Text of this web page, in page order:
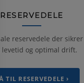
RESERVEDELE
reservedele der sikrer
levetid og optimal drift.
TIL RESERVEDELE ›